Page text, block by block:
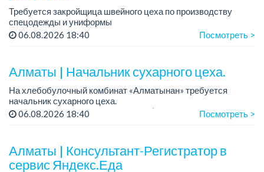
Требуется закройщица швейного цеха по производству
спецодежды и униформы
Рабочий день с 9:00 до 18:00
06.08.2026 18:40 Посмотреть >
Алматы | Начальник сухарного цеха.
На хлебобулочный комбинат «Алматынан» требуется
начальник сухарного цеха.
Зарплата: от 300 000 тенге на руки (обсуждается на
Требования: оп...
06.08.2026 18:40 Посмотреть >
Алматы | Консультант-Регистратор в
сервис Яндекс.Еда